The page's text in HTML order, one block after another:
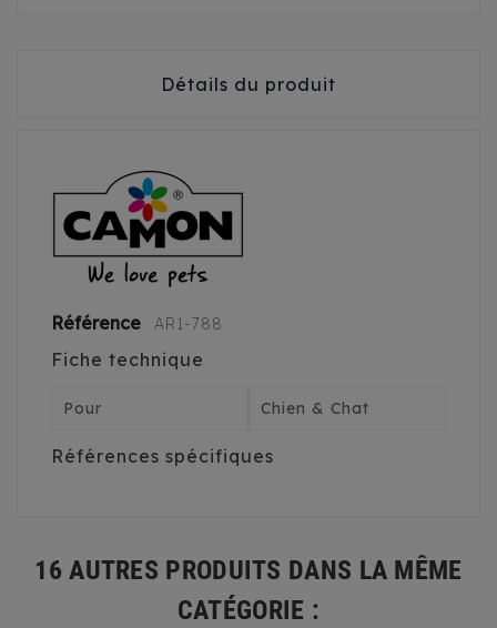
Détails du produit
Référence AR1-788
Fiche technique
Pour Chien & Chat
Références spécifiques
16 AUTRES PRODUITS DANS LA MÊME
CATÉGORIE :